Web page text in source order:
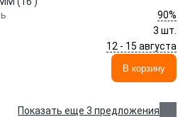
90%
3 шт.
12 - 15 августа
В корзину
Показать еще 3 предложения